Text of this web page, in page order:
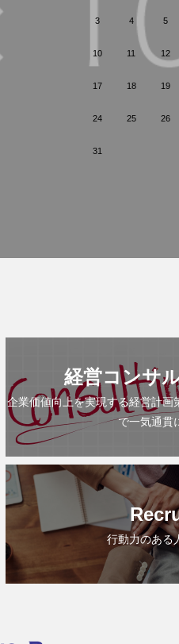
3 4 5
10 11 12
17 18 19
24 25 26
31
経営コンサ
企業価値向上を実現する経営計画
で一気通貫
行動力のある